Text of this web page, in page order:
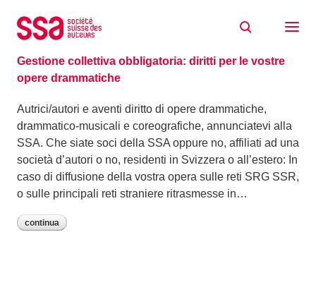
07/02/2024
Gestione collettiva obbligatoria: diritti per le vostre
opere drammatiche
Autrici/autori e aventi diritto di opere drammatiche,
drammatico-musicali e coreografiche, annunciatevi alla
SSA. Che siate soci della SSA oppure no, affiliati ad una
società d’autori o no, residenti in Svizzera o all’estero: In
caso di diffusione della vostra opera sulle reti SRG SSR,
o sulle principali reti straniere ritrasmesse in…
continua